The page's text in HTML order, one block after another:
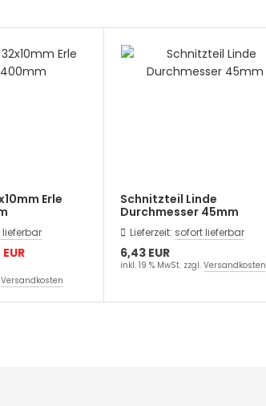
Erle
lieferbar
Versandkosten
Schnitzteil Linde
Durchmesser 45mm
Lieferzeit: sofort lieferbar
6,43 EUR
inkl. 19 % MwSt. zzgl. Versandkosten